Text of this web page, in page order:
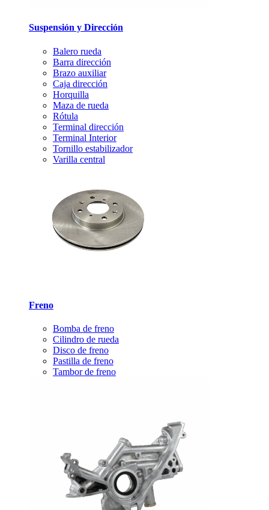
Suspensión y Dirección
Balero rueda
Barra dirección
Brazo auxiliar
Caja dirección
Horquilla
Maza de rueda
Rótula
Terminal dirección
Terminal Interior
Tornillo estabilizador
Varilla central
Freno
Bomba de freno
Cilindro de rueda
Disco de freno
Pastilla de freno
Tambor de freno